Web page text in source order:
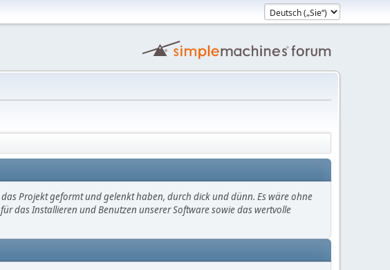
Projekt geformt und gelenkt haben, durch dick und dünn. Es wäre ohne
das Installieren und Benutzen unserer Software sowie das wertvolle